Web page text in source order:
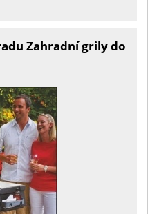
Zahradní grily do